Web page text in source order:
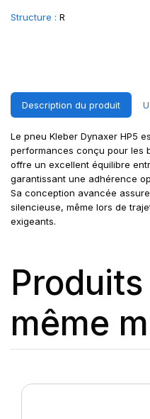
Structure : R
Description du produit
Le pneu Kleber Dynaxer HP5
performances conçu pour les
offre un excellent équilibre
garantissant une adhérence
Sa conception avancée
silencieuse, même lors de
exigeants.
même